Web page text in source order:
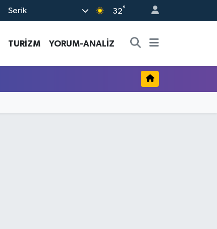
Serik 32°
TURİZM YORUM-ANALİZ